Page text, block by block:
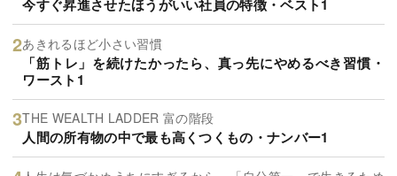
今すぐ昇進させたほうがいい社員の特徴・ベスト1
あきれるほど小さい習慣
「筋トレ」を続けたかったら、真っ先にやめるべき習慣・
ワースト1
THE WEALTH LADDER 富の階段
人間の所有物の中で最も高くつくもの・ナンバー1